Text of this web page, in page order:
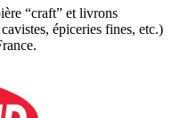
“craft” et livrons
épiceries fines, etc.)